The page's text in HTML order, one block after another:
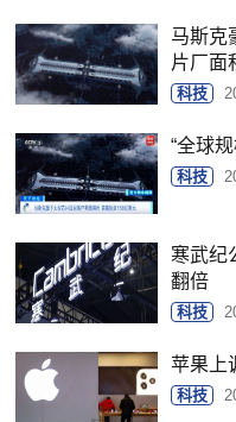
马斯克
片厂面
科技
“全球
科技
寒武纪
翻倍
科技
苹果上
科技